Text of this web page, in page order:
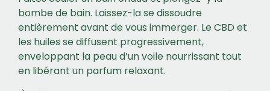
bombe de bain. Laissez-la se dissoudre
entièrement avant de vous immerger. Le CBD et
les huiles se diffusent progressivement,
enveloppant la peau d’un voile nourrissant tout
en libérant un parfum relaxant.